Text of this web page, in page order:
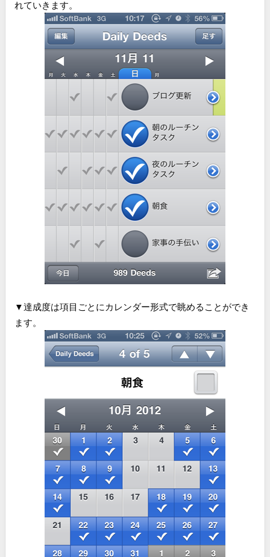
れていきます。
▼達成度は項目ごとにカレンダー形式で眺めることができ
ます。